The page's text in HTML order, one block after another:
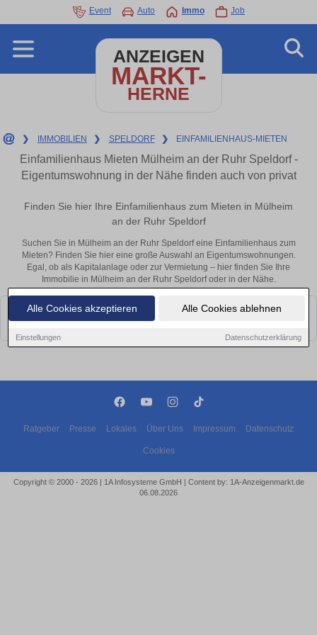
Alle Cookies akzeptieren Alle Cookies ablehnen
Einstellungen Datenschutzerklärung
Event Auto Immo Job
ANZEIGEN
MARKT-
HERNE
❯ IMMOBILIEN ❯ SPELDORF ❯ EINFAMILIENHAUS-MIETEN
Einfamilienhaus Mieten Mülheim an der Ruhr Speldorf -
Eigentumswohnung in der Nähe finden auch von privat
Finden Sie hier Ihre Einfamilienhaus zum Mieten in Mülheim
an der Ruhr Speldorf
Suchen Sie in Mülheim an der Ruhr Speldorf eine Einfamilienhaus zum
Mieten? Finden Sie hier eine große Auswahl an Eigentumswohnungen.
Egal, ob als Kapitalanlage oder zur Vermietung – hier finden Sie Ihre
Immobilie in Mülheim an der Ruhr Speldorf oder in der Nähe.
Leider konnten wir derzeit keine passenden Objekte finden. Schauen Sie
bald wieder vorbei!
Ratgeber Presse Lokales Über Uns Impressum Datenschutz
Cookies
Copyright © 2000 - 2026 | 1A Infosysteme GmbH | Content by: 1A-Anzeigenmarkt.de
06.08.2026